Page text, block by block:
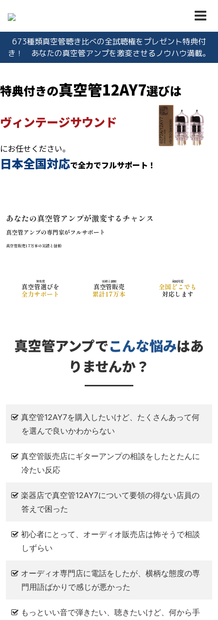
673種類真空管聴き比べの全試聴権をプレゼント特典付
き！ あなたの真空管アンプを激変させるノウハウ満載。
特典付きの真空管12AY7選びは
ヴィンテージサウンド
にお任せください。
日本全国対応で全力でフルサポート！
あなたの真空管アンプが激変するチャンス
真空管アンプの専門家がフルサポート
真空管販売17万本の実績と信頼
満足度
真空管選びを
全力サポート
実績と信頼
真空管販売
累計17万本
全国対応
全国どこでも
対応します
真空管アンプでこんな悩みはあ
りませんか？
真空管12AY7を購入したいけど、たくさんあって何
を選んで良いかわからない
真空管販売店にギターアンプの相談をしたとたんに
冷たい反応
楽器店で真空管12AY7について要領の得ない店員の
答えで困った
初心者にとって、オーディオ販売店は怖そうで相談
しずらい
オーディオ専門店に電話をしたが、横柄な態度の専
門用語ばかりで感じが悪かった
もっといい音で弾きたい、聴きたいけど、何から手